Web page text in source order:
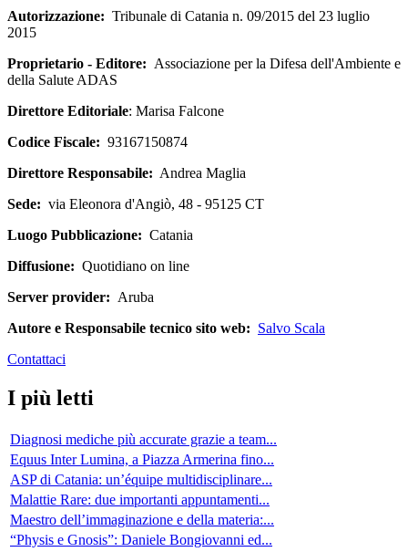
Autorizzazione: Tribunale di Catania n. 09/2015 del 23 luglio
2015
Proprietario - Editore: Associazione per la Difesa dell'Ambiente e
della Salute ADAS
Direttore Editoriale: Marisa Falcone
Codice Fiscale: 93167150874
Direttore Responsabile: Andrea Maglia
Sede: via Eleonora d'Angiò, 48 - 95125 CT
Luogo Pubblicazione: Catania
Diffusione: Quotidiano on line
Server provider: Aruba
Autore e Responsabile tecnico sito web: Salvo Scala
Contattaci
I più letti
Diagnosi mediche più accurate grazie a team...
Equus Inter Lumina, a Piazza Armerina fino...
ASP di Catania: un’équipe multidisciplinare...
Malattie Rare: due importanti appuntamenti...
Maestro dell’immaginazione e della materia:...
“Physis e Gnosis”: Daniele Bongiovanni ed...